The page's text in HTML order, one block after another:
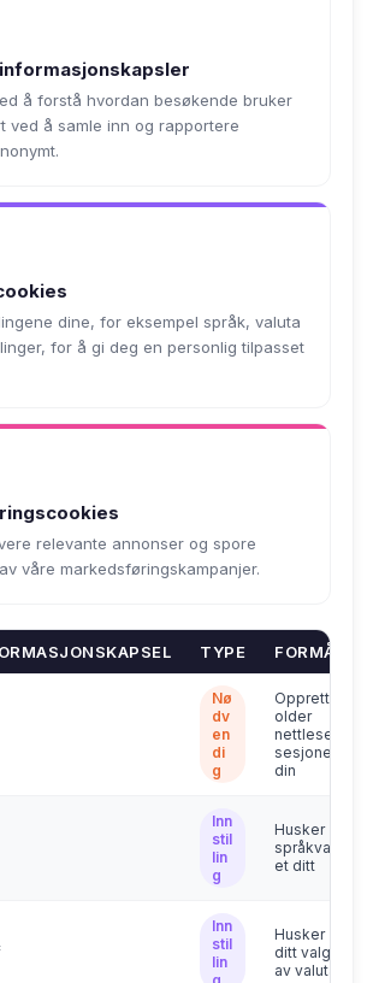
å forstå hvordan besøkende bruker
ved å samle inn og rapportere
dine, for eksempel språk, valuta
for å gi deg en personlig tilpasset
relevante annonser og spore
våre markedsføringskampanjer.
TYPE FORMÅL
Nø
dv
en
di
g
Oppretth
older
nettleser
sesjonen
din
Inn
stil
lin
g
Husker
språkvalg
et ditt
Inn
stil
lin
Husker
ditt valg
av valuta